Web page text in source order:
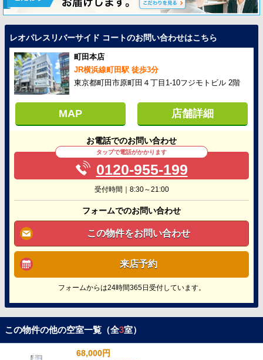
レオパレスリバーサイド コートのお問い合わせはこちら
町田本店
JR横浜線町田駅 徒歩3分
東京都町田市原町田４丁目1-10フジモトビル 2階
MAP 店舗詳細
お電話でのお問い合わせ
タップで電話がかかります
0120-955-199
受付時間｜8:30～21:00
フォームでのお問い合わせ
この物件をお問い合わせ
来店予約
フォームからは24時間365日受付しています。
この物件の他の空室一覧（全3室）
68,000円